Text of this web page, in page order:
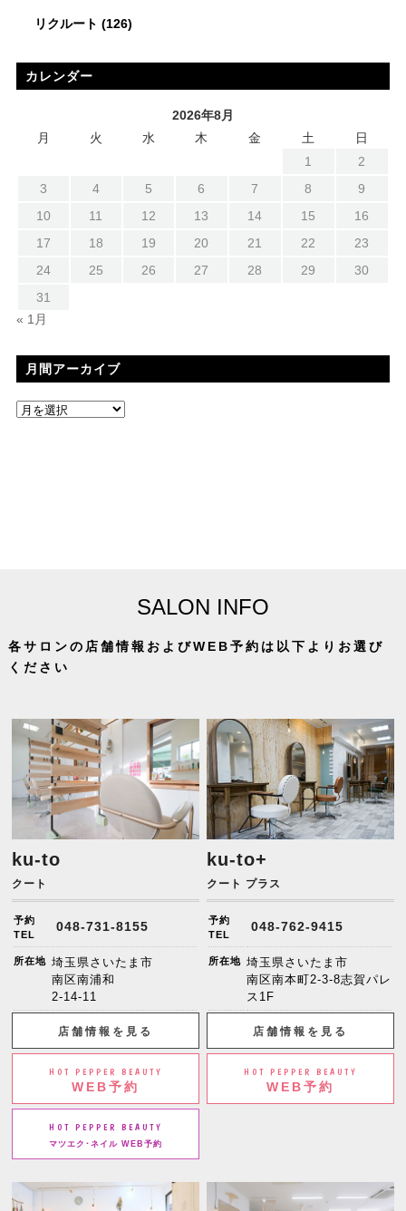
リクルート (126)
カレンダー
2026年8月
月
火 水 木 金 土
日
1
2
3
4 5 6 7 8
9
10
11 12 13 14 15
16
17
18 19 20 21 22
23
24
25 26 27 28 29
30
31
« 1月
月間アーカイブ
SALON INFO
各サロンの店舗情報およびWEB予約は以下よりお選び
ください
ku-to
クート
予約
TEL
048-731-8155
所在地 埼玉県さいたま市
南区南浦和
2-14-11
店舗情報を見る
HOT PEPPER BEAUTY
WEB予約
HOT PEPPER BEAUTY
マツエク･ネイル WEB予約
ku-to+
クート プラス
予約
TEL
048-762-9415
所在地 埼玉県さいたま市
南区南本町2-3-8志賀パレ
ス1F
店舗情報を見る
HOT PEPPER BEAUTY
WEB予約